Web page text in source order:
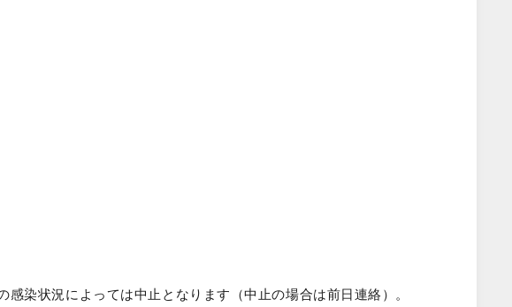
染状況によっては中止となります（中止の場合は前日連絡）。